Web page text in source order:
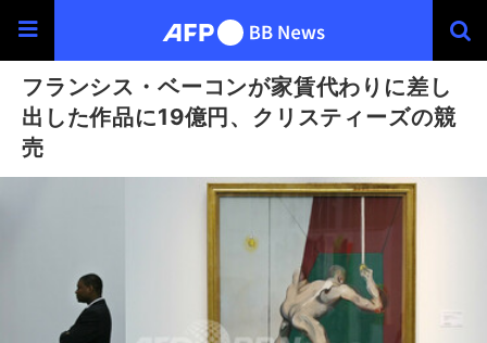
フランシス・ベーコンが家賃代わりに差し
出した作品に19億円、クリスティーズの競
売